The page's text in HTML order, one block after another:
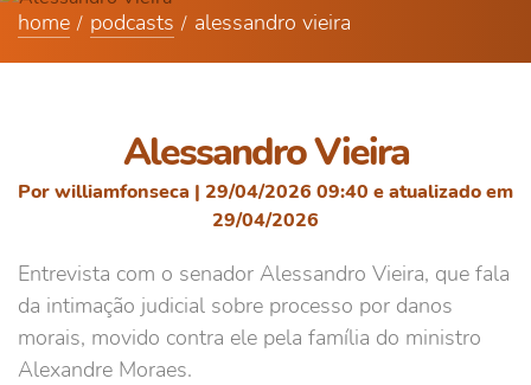
home podcasts alessandro vieira
Alessandro Vieira
Por williamfonseca | 29/04/2026 09:40 e atualizado em
29/04/2026
Entrevista com o senador Alessandro Vieira, que fala
da intimação judicial sobre processo por danos
morais, movido contra ele pela família do ministro
Alexandre Moraes.